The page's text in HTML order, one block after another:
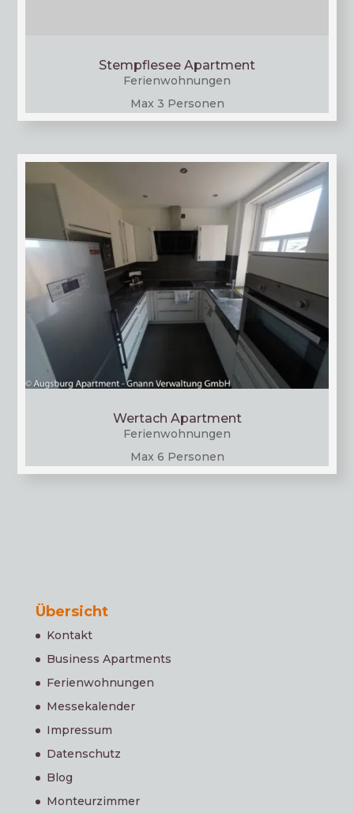
Stempflesee Apartment
Feri­en­woh­nun­gen
Max 3 Personen
Wertach Apartment
Feri­en­woh­nun­gen
Max 6 Personen
Übersicht
Kontakt
Business Apartments
Ferienwohnungen
Messekalender
Impressum
Datenschutz
Blog
Monteurzimmer